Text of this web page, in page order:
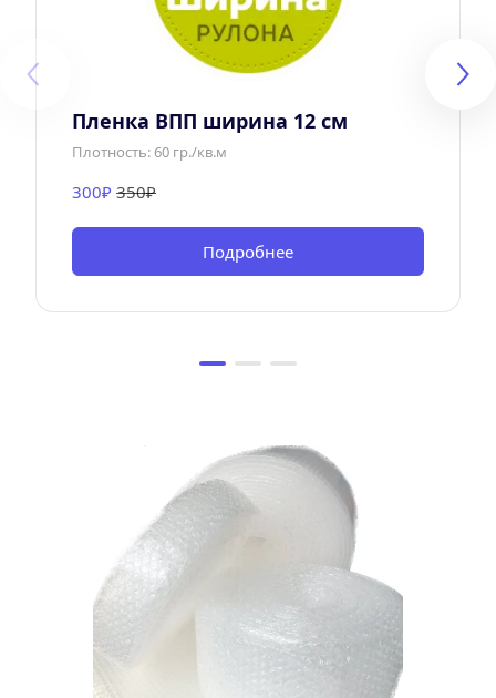
Пленка ВПП ширина 12 см
Плотность: 60 гр./кв.м
300₽ 350₽
Подробнее